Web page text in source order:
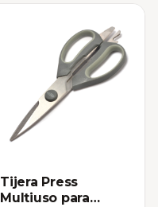
Tijera Press
Multiuso para